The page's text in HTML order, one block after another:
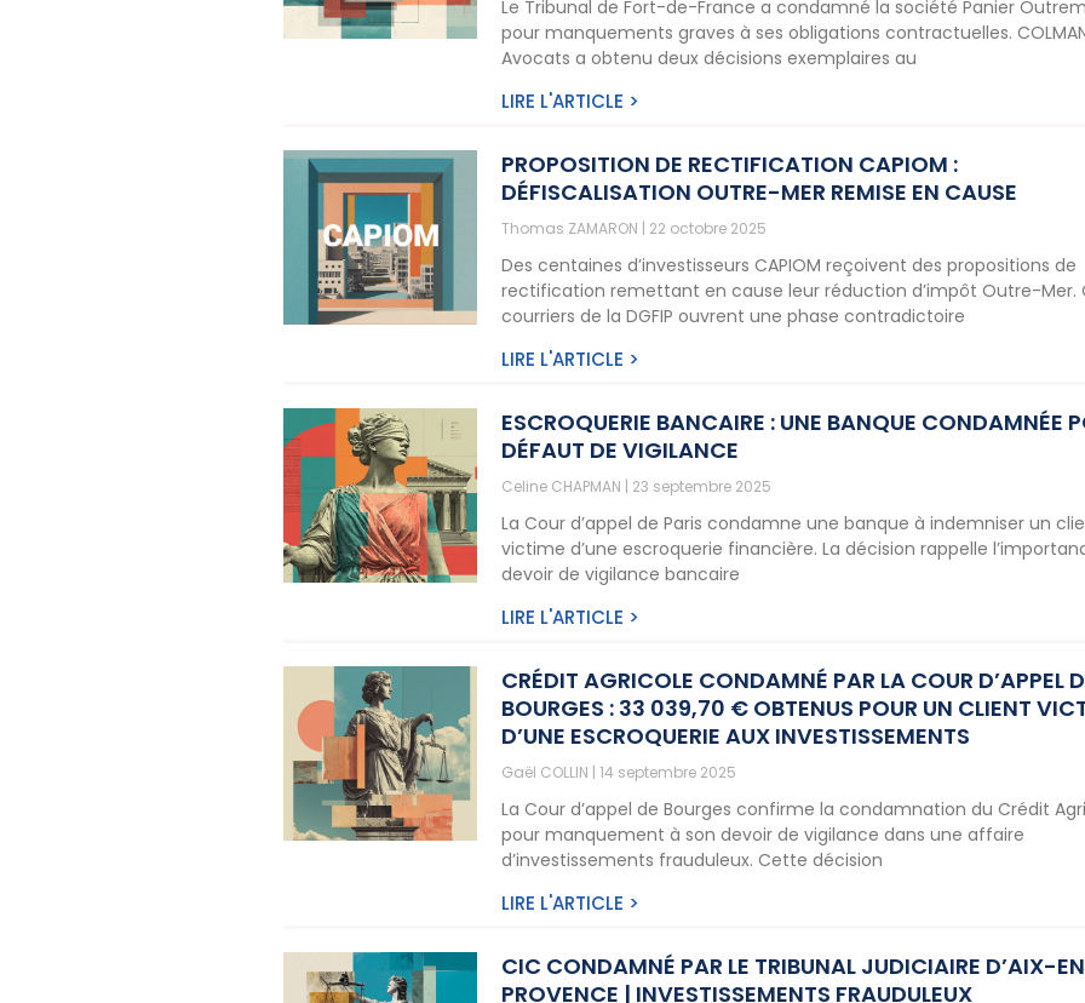
Le Tribunal de Fort-de-France a condamné la société Panier
pour manquements graves à ses obligations contractuelles.
Avocats a obtenu deux décisions exemplaires au
LIRE L'ARTICLE >
PROPOSITION DE RECTIFICATION CAPIOM :
DÉFISCALISATION OUTRE-MER REMISE EN CAUSE
Thomas ZAMARON 22 octobre 2025
Des centaines d’investisseurs CAPIOM reçoivent des propositions de
rectification remettant en cause leur réduction d’impôt Outre-Mer.
courriers de la DGFIP ouvrent une phase contradictoire
LIRE L'ARTICLE >
ESCROQUERIE BANCAIRE : UNE BANQUE CONDAMNÉE
DÉFAUT DE VIGILANCE
Celine CHAPMAN 23 septembre 2025
La Cour d’appel de Paris condamne une banque à indemniser un
victime d’une escroquerie financière. La décision rappelle
devoir de vigilance bancaire
LIRE L'ARTICLE >
CRÉDIT AGRICOLE CONDAMNÉ PAR LA COUR D’APPEL
BOURGES : 33 039,70 € OBTENUS POUR UN CLIENT
D’UNE ESCROQUERIE AUX INVESTISSEMENTS
Gaël COLLIN 14 septembre 2025
La Cour d’appel de Bourges confirme la condamnation du Crédit
pour manquement à son devoir de vigilance dans une affaire
d’investissements frauduleux. Cette décision
LIRE L'ARTICLE >
CIC CONDAMNÉ PAR LE TRIBUNAL JUDICIAIRE D’AIX-
PROVENCE | INVESTISSEMENTS FRAUDULEUX